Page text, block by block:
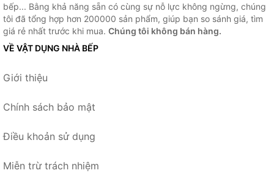
bếp... Bằng khả năng sẵn có cùng sự nỗ lực không ngừng, chúng
tôi đã tổng hợp hơn 200000 sản phẩm, giúp bạn so sánh giá, tìm
giá rẻ nhất trước khi mua. Chúng tôi không bán hàng.
VỀ VẬT DỤNG NHÀ BẾP
Giới thiệu
Chính sách bảo mật
Điều khoản sử dụng
Miễn trừ trách nhiệm